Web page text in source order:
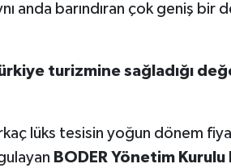
anda barındıran çok geniş bir
turizmine sağladığı
lüks tesisin yoğun dönem
BODER Yönetim Kurulu